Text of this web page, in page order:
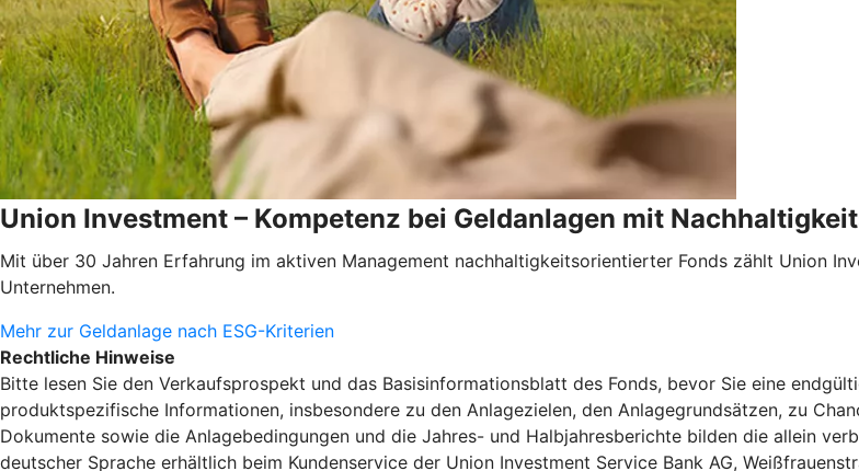
Union Investment – Kompetenz bei Geldanlagen mit
Mit über 30 Jahren Erfahrung im aktiven Management nachhaltigkeitsorientierter Fonds zählt Union
Unternehmen.
Mehr zur Geldanlage nach ESG-Kriterien
Rechtliche Hinweise
Bitte lesen Sie den Verkaufsprospekt und das Basisinformationsblatt des Fonds, bevor Sie eine
produktspezifische Informationen, insbesondere zu den Anlagezielen, den Anlagegrundsätzen, zu
Dokumente sowie die Anlagebedingungen und die Jahres- und Halbjahresberichte bilden die allein
deutscher Sprache erhältlich beim Kundenservice der Union Investment Service Bank AG,